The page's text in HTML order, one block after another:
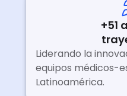
+51
Liderando la
equipos médicos-
Latinoamérica.